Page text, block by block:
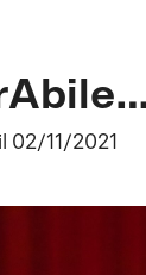
02/11/2021